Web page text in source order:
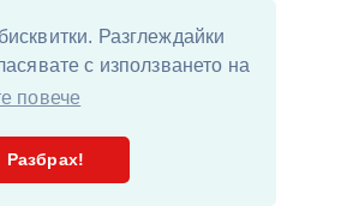
Разглеждайки
с използването на
повече
Разбрах!